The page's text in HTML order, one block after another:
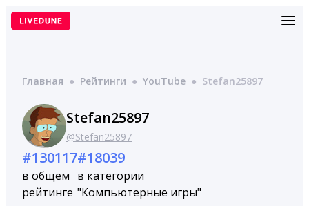
Перейти
Главная ● Рейтинги ● YouTube ● Stefan25897
Stefan25897
@Stefan25897
#130117
в общем
рейтинге
#18039
в категории
"Компьютерные игры"